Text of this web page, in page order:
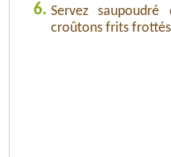
6. Servez
croûtons frits